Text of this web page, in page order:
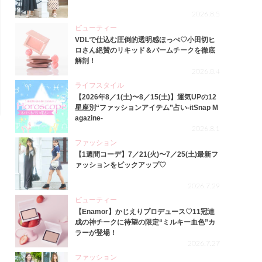
2026.8.5
ビューティー
VDLで仕込む圧倒的透明感ほっぺ♡小田切ヒ
ロさん絶賛のリキッド＆バームチークを徹底
解剖！
2026.8.4
ライフスタイル
【2026年8／1(土)〜8／15(土)】運気UPの12
星座別“ファッションアイテム”占い-itSnap M
agazine-
2026.8.1
ファッション
【1週間コーデ】7／21(火)〜7／25(土)最新フ
ァッションをピックアップ♡
2026.7.29
ビューティー
【Enamor】かじえりプロデュース♡11冠達
成の神チークに待望の限定“ミルキー血色”カ
ラーが登場！
2026.7.27
ファッション